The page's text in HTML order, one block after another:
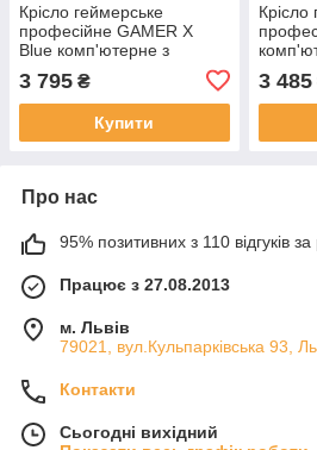
Крісло геймерське
професійне GAMER X
Blue комп'ютерне з
120кг + Подушки
3 795 ₴
Купити
Крісло
для
3 485
Про нас
95% позитивних з 110 відгуків за
Працює з 27.08.2013
м. Львів
79021, вул.Кульпарківська 93,
Контакти
Сьогодні вихідний